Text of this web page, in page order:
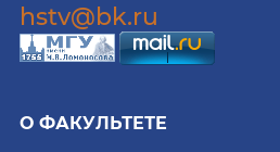
hstv@bk.ru
О ФАКУЛЬТЕТЕ